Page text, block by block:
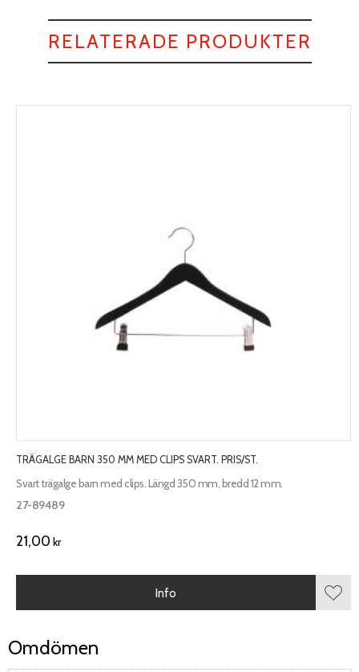
Omdömen
RELATERADE PRODUKTER
TRÄGALGE BARN 350 MM MED CLIPS SVART. PRIS/ST.
Svart trägalge barn med clips. Längd 350 mm, bredd 12 mm.
27-89489
21,00 kr
Info